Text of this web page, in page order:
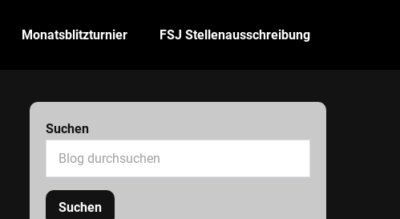
Monatsblitzturnier FSJ Stellenausschreibung
Suchen
Suchen